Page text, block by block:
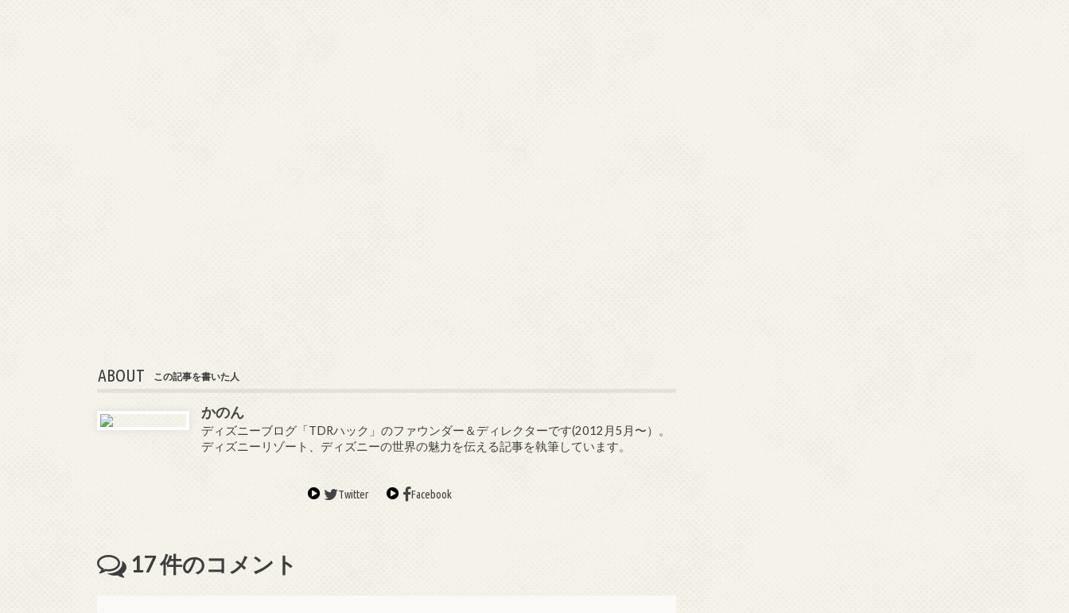
ABOUT この記事を書いた人
かのん
ディズニーブログ「TDRハック」のファウンダー＆ディレクターです(2012月5月〜）。
ディズニーリゾート、ディズニーの世界の魅力を伝える記事を執筆しています。
Twitter Facebook
17件のコメント